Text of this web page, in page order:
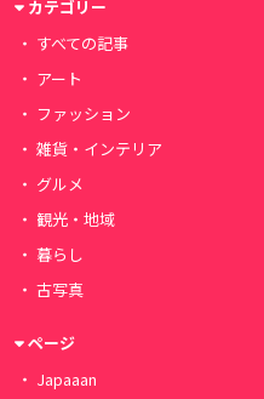
カテゴリー
すべての記事
アート
ファッション
雑貨・インテリア
グルメ
観光・地域
暮らし
古写真
ページ
Japaaan